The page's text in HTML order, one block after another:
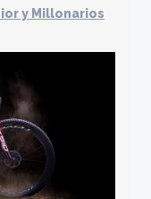
y Millonarios